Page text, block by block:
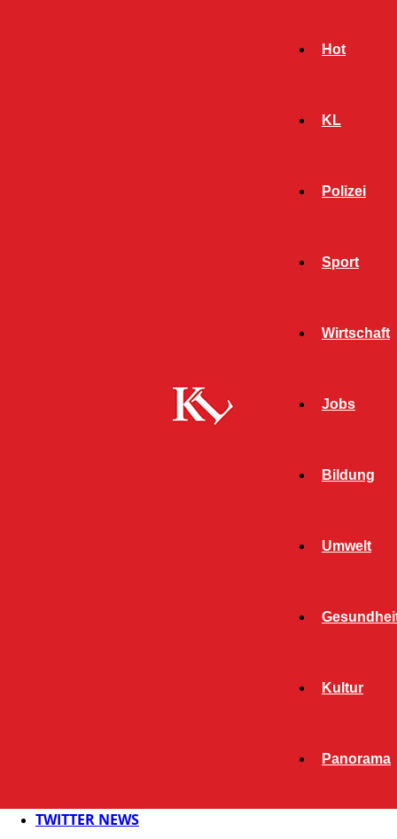
Hot
KL
Polizei
Sport
Wirtschaft
Jobs
Bildung
Umwelt
Kultur
Panorama
TWITTER NEWS